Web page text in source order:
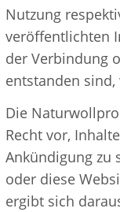
Nutzung
veröffentlichten
der Verbindung
entstanden
Die
Recht vor,
Ankündigung zu
oder diese
ergibt sich